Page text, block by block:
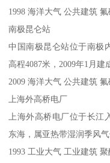
1998 海洋大气 公共建筑 氟
南极昆仑站
中国南极昆仑站位于南极
高程4087米，2009年1月建
2009 海洋大气 公共建筑 氟
上海外高桥电厂
上海外高桥电厂位于长
东海，属亚热带湿润季风
1993 工业大气 工业建筑 聚